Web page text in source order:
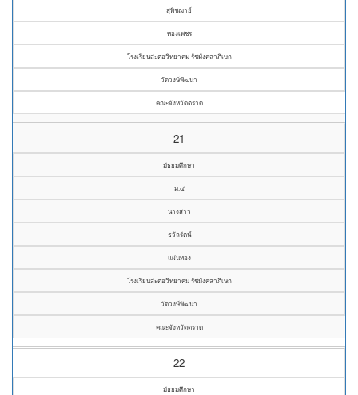
สุพิชฌาย์
ทองเพชร
โรงเรียนสะตอวิทยาคม รัชมังคลาภิเษก
วัดวงษ์พัฒนา
คณะจังหวัดตราด
21
มัธยมศึกษา
ม.๔
นางสาว
ธวัลรัตน์
แผ่นทอง
โรงเรียนสะตอวิทยาคม รัชมังคลาภิเษก
วัดวงษ์พัฒนา
คณะจังหวัดตราด
22
มัธยมศึกษา